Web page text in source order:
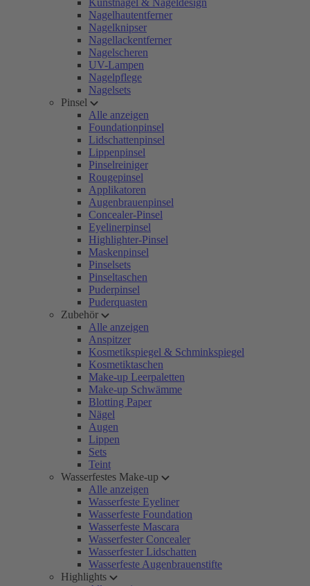
Kunstnägel & Nageldesign
Nagelhautentferner
Nagelknipser
Nagellackentferner
Nagelscheren
UV-Lampen
Nagelpflege
Nagelsets
Pinsel
Alle anzeigen
Foundationpinsel
Lidschattenpinsel
Lippenpinsel
Pinselreiniger
Rougepinsel
Applikatoren
Augenbrauenpinsel
Concealer-Pinsel
Eyelinerpinsel
Highlighter-Pinsel
Maskenpinsel
Pinselsets
Pinseltaschen
Puderpinsel
Puderquasten
Zubehör
Alle anzeigen
Anspitzer
Kosmetikspiegel & Schminkspiegel
Kosmetiktaschen
Make-up Leerpaletten
Make-up Schwämme
Blotting Paper
Nägel
Augen
Lippen
Sets
Teint
Wasserfestes Make-up
Alle anzeigen
Wasserfeste Eyeliner
Wasserfeste Foundation
Wasserfeste Mascara
Wasserfester Concealer
Wasserfester Lidschatten
Wasserfeste Augenbrauenstifte
Highlights